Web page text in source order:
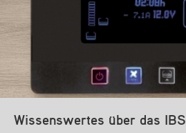
Wissenswertes über das IBS